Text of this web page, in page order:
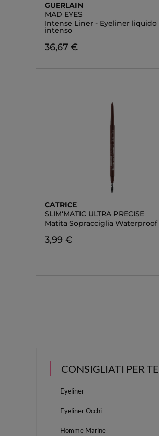
GUERLAIN
MAD EYES
Intense Liner - Eyeliner liquido
intenso
36,67 €
CATRICE
SLIM'MATIC ULTRA PRECISE
Matita Sopracciglia Waterproof
3,99 €
CONSIGLIATI PER TE
Eyeliner
Eyeliner Occhi
Homme Marine